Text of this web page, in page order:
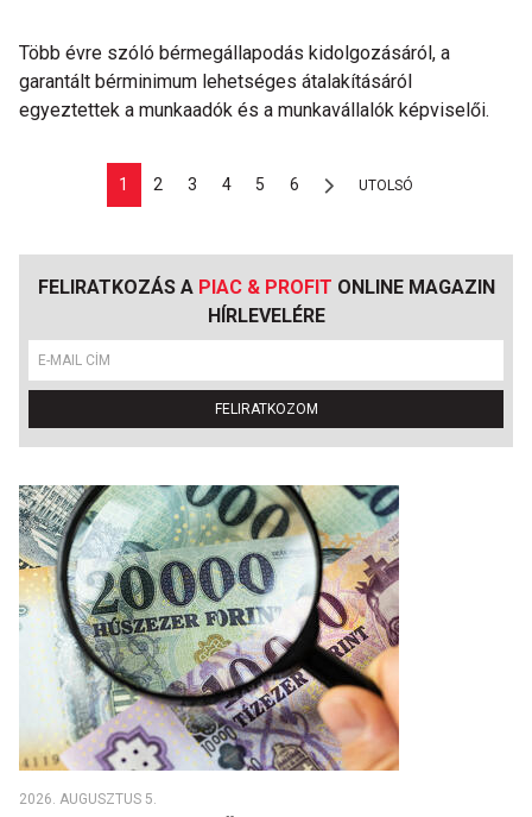
Több évre szóló bérmegállapodás kidolgozásáról, a
garantált bérminimum lehetséges átalakításáról
egyeztettek a munkaadók és a munkavállalók képviselői.
1 2 3 4 5 6 UTOLSÓ
FELIRATKOZÁS A PIAC & PROFIT ONLINE MAGAZIN
HÍRLEVELÉRE
FELIRATKOZOM
2026. AUGUSZTUS 5.